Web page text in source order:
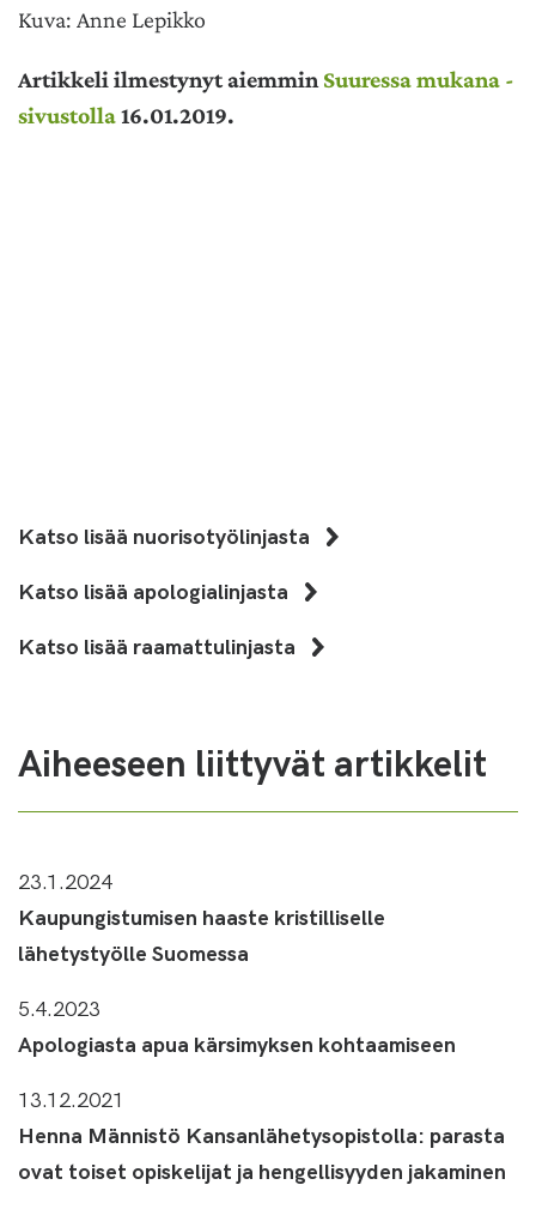
Kuva: Anne Lepikko
Artikkeli ilmestynyt aiemminSuuressa mukana -
sivustolla16.01.2019.
Katso lisää nuorisotyölinjasta
Katso lisää apologialinjasta
Katso lisää raamattulinjasta
Aiheeseen liittyvät artikkelit
23.1.2024
Kaupungistumisen haaste kristilliselle
lähetystyölle Suomessa
5.4.2023
Apologiasta apua kärsimyksen kohtaamiseen
13.12.2021
Henna Männistö Kansanlähetysopistolla: parasta
ovat toiset opiskelijat ja hengellisyyden jakaminen